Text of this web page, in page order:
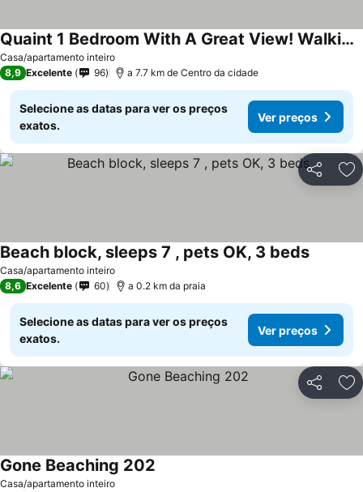
Casa/apartamento inteiro
Quaint 1 Bedroom With A Great View! Walking Distance To Everything!
Ver preços
8,9 Excelente 96 a 7.7 km de Centro da cidade
Selecione as datas para ver os preços
exatos.
Ver preços
Partilhar
Casa/apartamento inteiro
Beach block, sleeps 7 , pets OK, 3 bedsVer
8,6 Excelente 60 a 0.2 km da praia
Selecione as datas para ver os preços
exatos.
Ver preços
Partilhar
Casa/apartamento inteiro
Gone Beaching 202